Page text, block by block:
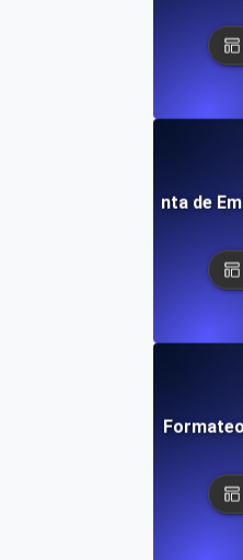
Herramienta de
Herramienta de